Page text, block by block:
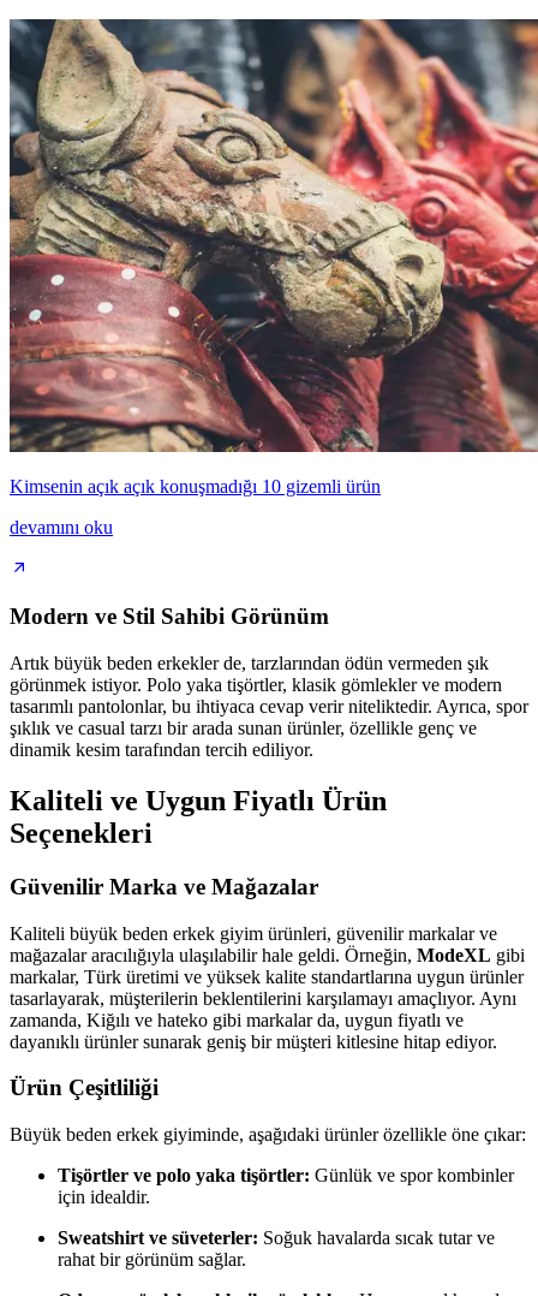
Kimsenin açık açık konuşmadığı 10 gizemli ürün
devamını oku
Modern ve Stil Sahibi Görünüm
Artık büyük beden erkekler de, tarzlarından ödün vermeden şık
görünmek istiyor. Polo yaka tişörtler, klasik gömlekler ve modern
tasarımlı pantolonlar, bu ihtiyaca cevap verir niteliktedir. Ayrıca, spor
şıklık ve casual tarzı bir arada sunan ürünler, özellikle genç ve
dinamik kesim tarafından tercih ediliyor.
Kaliteli ve Uygun Fiyatlı Ürün
Seçenekleri
Güvenilir Marka ve Mağazalar
Kaliteli büyük beden erkek giyim ürünleri, güvenilir markalar ve
mağazalar aracılığıyla ulaşılabilir hale geldi. Örneğin, ModeXL gibi
markalar, Türk üretimi ve yüksek kalite standartlarına uygun ürünler
tasarlayarak, müşterilerin beklentilerini karşılamayı amaçlıyor. Aynı
zamanda, Kiğılı ve hateko gibi markalar da, uygun fiyatlı ve
dayanıklı ürünler sunarak geniş bir müşteri kitlesine hitap ediyor.
Ürün Çeşitliliği
Büyük beden erkek giyiminde, aşağıdaki ürünler özellikle öne çıkar:
Tişörtler ve polo yaka tişörtler: Günlük ve spor kombinler
için idealdir.
Sweatshirt ve süveterler: Soğuk havalarda sıcak tutar ve
rahat bir görünüm sağlar.